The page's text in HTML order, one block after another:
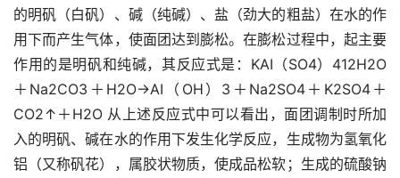
的明矾（白矾）、碱（纯碱）、盐（劲大的粗盐）在水的作
用下而产生气体，使面团达到膨松。在膨松过程中，起主要
作用的是明矾和纯碱，其反应式是：KAI（SO4）412H2O
＋Na2CO3＋H2O→AI（OH）3＋Na2SO4＋K2SO4＋
CO2↑＋H2O 从上述反应式中可以看出，面团调制时所加
入的明矾、碱在水的作用下发生化学反应，生成物为氢氧化
铝（又称矾花），属胶状物质，使成品松软；生成的硫酸钠